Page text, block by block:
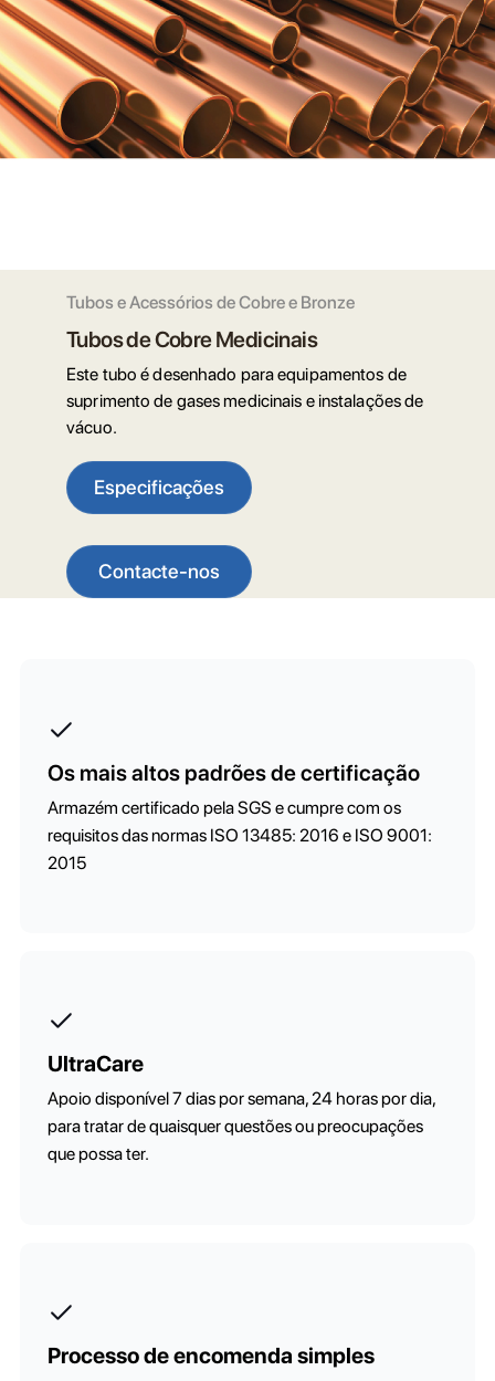
Tubos e Acessórios de Cobre e Bronze
Tubos de Cobre Medicinais
Este tubo é desenhado para equipamentos de
suprimento de gases medicinais e instalações de
vácuo.
Especificações
Contacte-nos
Os mais altos padrões de certificação
Armazém certificado pela SGS e cumpre com os
requisitos das normas ISO 13485: 2016 e ISO 9001:
2015
UltraCare
Apoio disponível 7 dias por semana, 24 horas por dia,
para tratar de quaisquer questões ou preocupações
que possa ter.
Processo de encomenda simples